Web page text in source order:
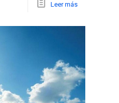
Leer más